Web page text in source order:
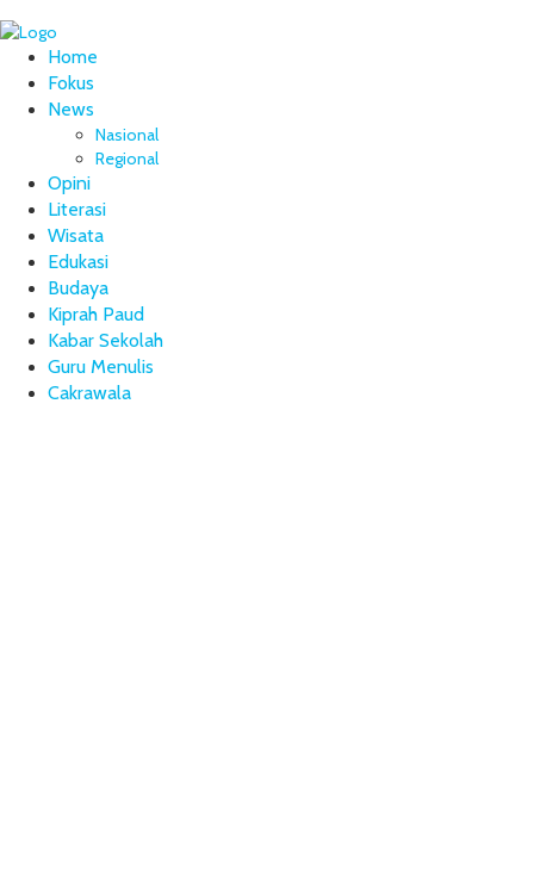
Home
Fokus
News
Nasional
Regional
Opini
Literasi
Wisata
Edukasi
Budaya
Kiprah Paud
Kabar Sekolah
Guru Menulis
Cakrawala